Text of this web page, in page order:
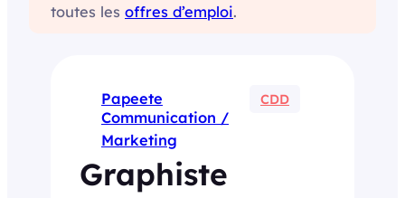
toutes les offres d’emploi.
Papeete CDD
Communication /
Marketing
Graphiste